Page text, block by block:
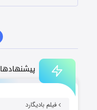
پیشنهادها
فیلم بادیگارد